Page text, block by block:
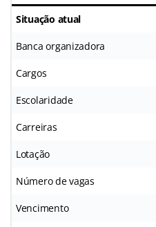
Situação atual
Banca organizadora
Cargos
Escolaridade
Carreiras
Lotação
Número de vagas
Vencimento